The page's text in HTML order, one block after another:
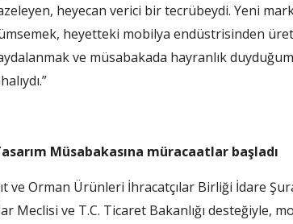
heyecan verici bir tecrübeydi. Yeni
heyetteki mobilya endüstrisinden
ve müsabakada hayranlık
Müsabakasına müracaatlar başladı
ve Orman Ürünleri İhracatçılar Birliği İdare
Meclisi ve T.C. Ticaret Bakanlığı desteğiyle,